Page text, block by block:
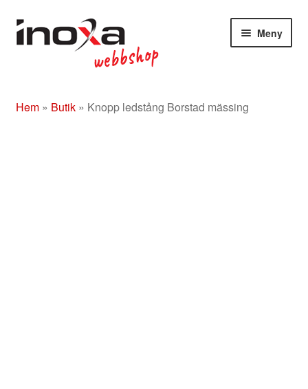
Hoppa
till
Hoppa
till
Meny
Om
Hem» Butik» Knopp ledstång Borstad mässing